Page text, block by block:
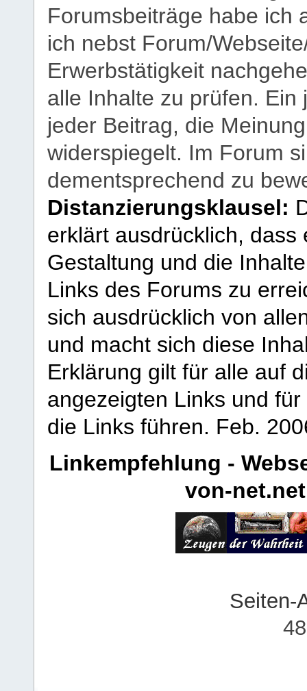
Forumsbeiträge habe ich
ich nebst Forum/
Erwerbstätigkeit
alle Inhalte zu prüfen.
jeder Beitrag, die
widerspiegelt. Im Forum
dementsprechend zu
Distanzierungsklausel:
erklärt ausdrücklich,
Gestaltung und die
Links des Forums zu
sich ausdrücklich von
und macht sich diese
Erklärung gilt für alle auf
angezeigten Links und
die Links führen. Feb.
Linkempfehlung -
von-net.net
Seiten-